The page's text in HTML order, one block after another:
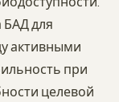
БАД для
активными
при
целевой